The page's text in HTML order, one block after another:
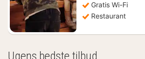
Gratis Wi-Fi
Restaurant
Ugens bedste tilbud